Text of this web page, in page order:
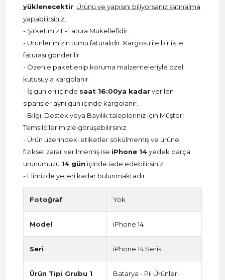
yüklenecektir Ürünü ve yapısını biliyorsanız satınalma
yapabilirsiniz.
-Şirketimiz E-Fatura Mükellefidir.
- Ürünlerimizin tümü faturalıdır. Kargosu ile birlikte
faturası gönderilir.
- Özenle paketlenip koruma malzemeleriyle özel
kutusuyla kargolanır.
- İş günleri içinde saat 16:00ya kadarverilen
siparişler aynı gün içinde kargolanır.
- Bilgi, Destek veya Bayilik talepleriniz için Müşteri
Temsilcilerimizle görüşebilirsiniz.
- Ürün üzerindeki etiketler sökülmemiş ve ürüne
fiziksel zarar verilmemiş ise iPhone 14yedek parça
ürünümüzü 14 gün içinde iade edebilirsiniz.
- Elimizde yeteri kadar bulunmaktadır.
Fotoğraf Yok
Model iPhone 14
Seri iPhone 14 Serisi
Ürün Tipi Grubu 1 Batarya - Pil Ürünleri